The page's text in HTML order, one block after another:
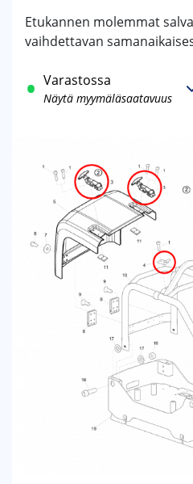
Etukannen molemmat
vaihdettavan
Varastossa
Näytä myymäläsaatavuus